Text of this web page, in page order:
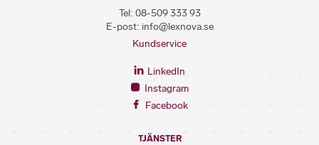
Tel: 08-509 333 93
E-post: info@lexnova.se
Kundservice
LinkedIn
Instagram
Facebook
TJÄNSTER